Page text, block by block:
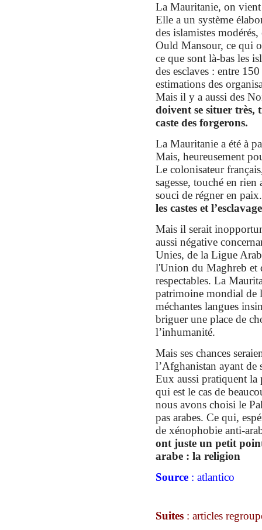
La Mauritanie, on vient
Elle a un système
des islamistes
Ould Mansour, ce qui
ce que sont là-bas les
des esclaves : entre
estimations des
Mais il y a aussi des
doivent se situer très,
caste des forgerons.
La Mauritanie a été à
Mais, heureusement
Le colonisateur
sagesse, touché en
souci de régner en
les castes et
Mais il serait
aussi négative
Unies, de la Ligue
l'Union du Maghreb et
respectables. La
patrimoine mondial de
méchantes langues
briguer une place de
l’inhumanité.
Mais ses chances
l’Afghanistan ayant de
Eux aussi pratiquent la
qui est le cas de
nous avons choisi le
pas arabes. Ce qui,
de xénophobie anti-
ont juste un petit
arabe : la religion
Source : atlantico
Suites : articles